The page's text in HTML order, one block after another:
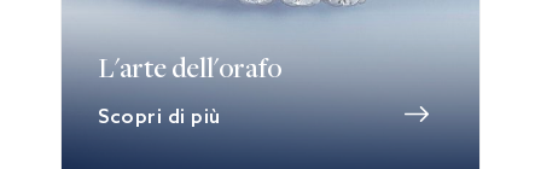
L'arte dell'orafo
Scopri di più